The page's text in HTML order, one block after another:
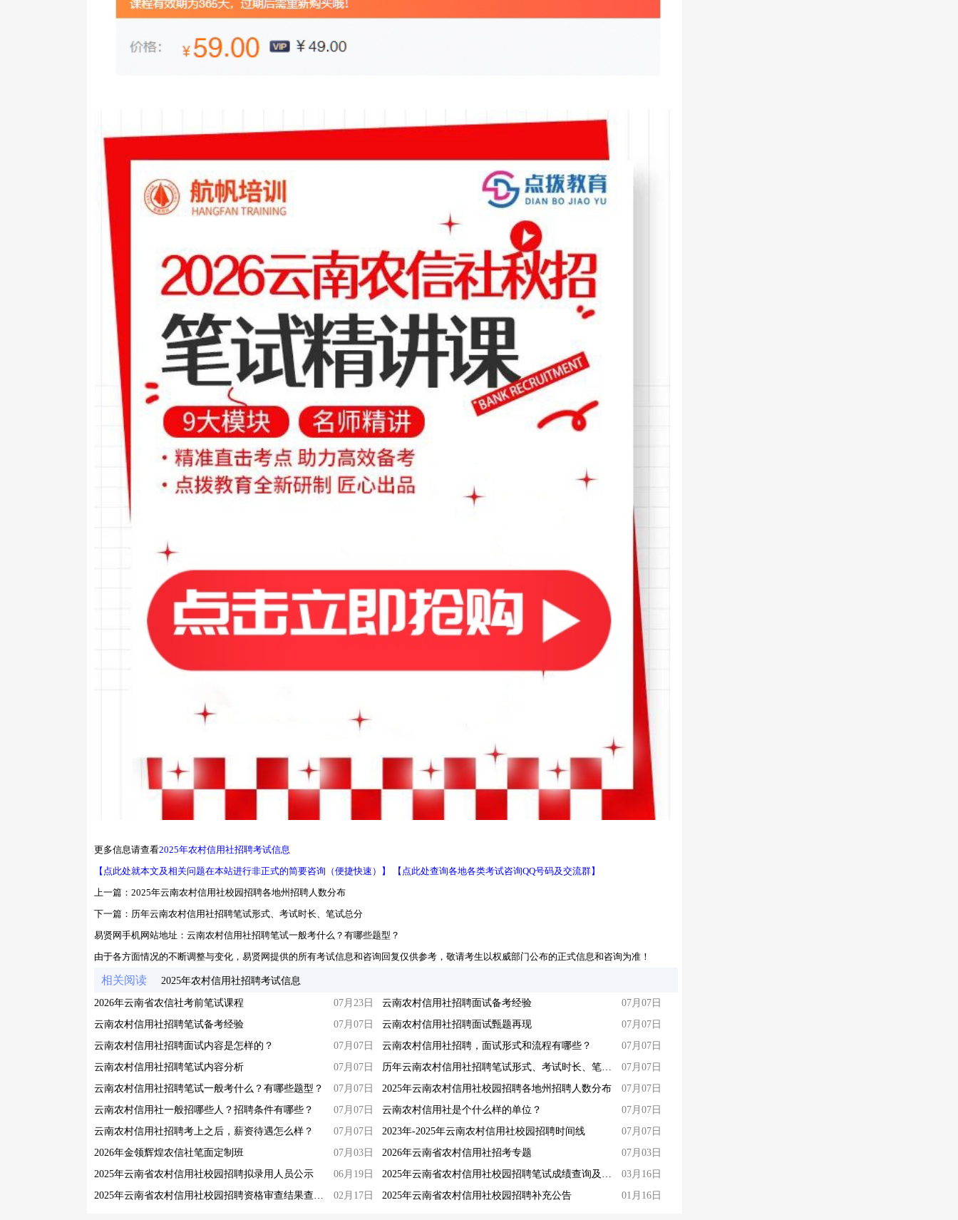
更多信息请查看2025年农村信用社招聘考试信息
【点此处就本文及相关问题在本站进行非正式的简要咨询（便捷快速）】
【点此处查询各地各类考试咨询QQ号码及交流群】
上一篇： 2025年云南农村信用社校园招聘各地州招聘人数分布
下一篇： 历年云南农村信用社招聘笔试形式、考试时长、笔试总分
易贤网手机网站地址： 云南农村信用社招聘笔试一般考什么？有哪些题型？
由于各方面情况的不断调整与变化，易贤网提供的所有考试信息和咨询回复仅供参考，敬请考生以权威部门公布的正式信息和咨询为准！
相关阅读 2025年农村信用社招聘考试信息
2026年云南省农信社考前笔试课程 07月23日 云南农村信用社招聘面试备考经验
07月07日
云南农村信用社招聘笔试备考经验
07月07日 云南农村信用社招聘面试甄题再现
07月07日
云南农村信用社招聘面试内容是怎样的？
07月07日 云南农村信用社招聘，面试形式和流程有哪些？
07月07日
云南农村信用社招聘笔试内容分析
07月07日
07月07日
云南农村信用社招聘笔试一般考什么？有哪些题型？
07月07日 2025年云南农村信用社校园招聘各地州招聘人数分布
07月07日
云南农村信用社一般招哪些人？招聘条件有哪些？
07月07日 云南农村信用社是个什么样的单位？
07月07日
云南农村信用社招聘考上之后，薪资待遇怎么样？
07月07日 2023年-2025年云南农村信用社校园招聘时间线
07月07日
2026年金领辉煌农信社笔面定制班
07月03日 2026年云南省农村信用社招考专题
07月03日
2025年云南省农村信用社校园招聘拟录用人员公示
06月19日
03月16日
02月17日 2025年云南省农村信用社校园招聘补充公告 01月16日